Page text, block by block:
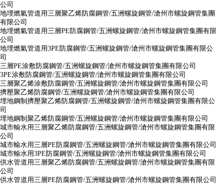
公司
地埋燃氣管道用三層聚乙烯防腐鋼管/五洲螺旋鋼管/滄州市螺旋鋼管集團
有限公司
地埋燃氣管道用三層PE防腐鋼管/五洲螺旋鋼管/滄州市螺旋鋼管集團有限
公司
地埋燃氣管道用3PE防腐鋼管/五洲螺旋鋼管/滄州市螺旋鋼管集團有限公
司
三層PE涂敷防腐鋼管/五洲螺旋鋼管/滄州市螺旋鋼管集團有限公司
3PE涂敷防腐鋼管/五洲螺旋鋼管/滄州市螺旋鋼管集團有限公司
三層聚乙烯涂敷防腐鋼管/五洲螺旋鋼管/滄州市螺旋鋼管集團有限公司
擠壓聚乙烯防腐鋼管/五洲螺旋鋼管/滄州市螺旋鋼管集團有限公司
埋地鋼制擠壓聚乙烯防腐鋼管/五洲螺旋鋼管/滄州市螺旋鋼管集團有限公
司
埋地鋼制聚乙烯防腐鋼管/五洲螺旋鋼管/滄州市螺旋鋼管集團有限公司
城市輸水用三層聚乙烯防腐鋼管/五洲螺旋鋼管/滄州市螺旋鋼管集團有限
公司
城市輸水用三層PE防腐鋼管/五洲螺旋鋼管/滄州市螺旋鋼管集團有限公司
城市輸水用3PE防腐鋼管/五洲螺旋鋼管/滄州市螺旋鋼管集團有限公司
供水管道用三層聚乙烯防腐鋼管/五洲螺旋鋼管/滄州市螺旋鋼管集團有限
公司
供水管道用三層PE防腐鋼管/五洲螺旋鋼管/滄州市螺旋鋼管集團有限公司